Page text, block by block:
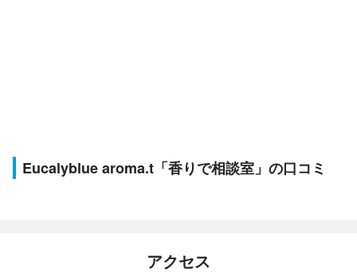
Eucalyblue aroma.t「香りで相談室」の口コミ
アクセス